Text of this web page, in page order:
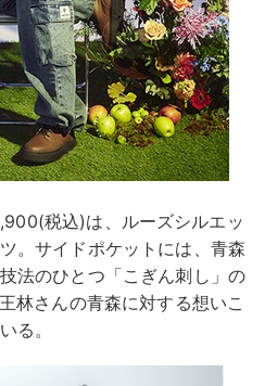
税込)は、ルーズシルエッ
。サイドポケットには、青森
法のひとつ「こぎん刺し」の
林さんの青森に対する想いこ
る。